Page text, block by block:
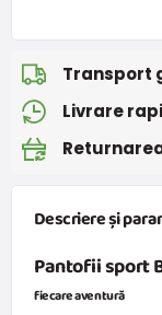
Transport
Livrare
Descriere și
Pantofii sport
fiecare aventură